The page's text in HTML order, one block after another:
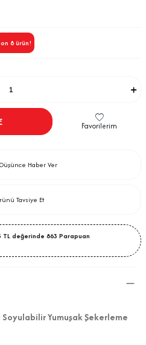
8 ürün!
Favorilerim
Haber Ver
Tavsiye Et
TL değerinde 863 Parapuan
Yumuşak Şekerleme